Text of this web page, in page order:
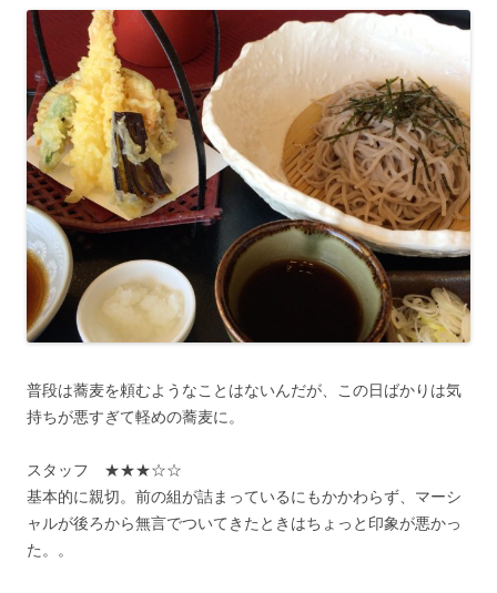
普段は蕎麦を頼むようなことはないんだが、この日ばかりは気
持ちが悪すぎて軽めの蕎麦に。
スタッフ ★★★☆☆
基本的に親切。前の組が詰まっているにもかかわらず、マーシ
ャルが後ろから無言でついてきたときはちょっと印象が悪かっ
た。。